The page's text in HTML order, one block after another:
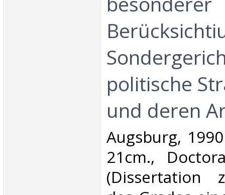
politische
und deren
‎Augsburg,
21cm.,
(Dissertation